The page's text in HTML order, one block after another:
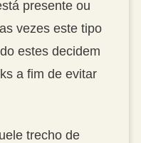
presente ou
vezes este tipo
estes decidem
a fim de evitar
trecho de